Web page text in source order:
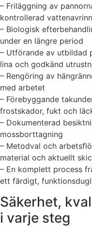
– Friläggning av
kontrollerad
– Biologisk
under en längre period
– Utförande av utbildad
lina och godkänd
– Rengöring av
med arbetet
– Förebyggande
frostskador, fukt och
– Dokumenterad
mossborttagning
– Metodval och
material och aktuellt
– En komplett process
ett färdigt,
Säkerhet,
i varje steg